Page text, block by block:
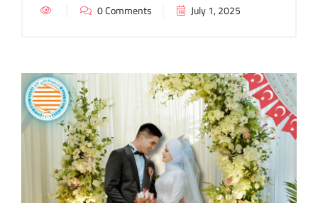
0 Comments July 1, 2025